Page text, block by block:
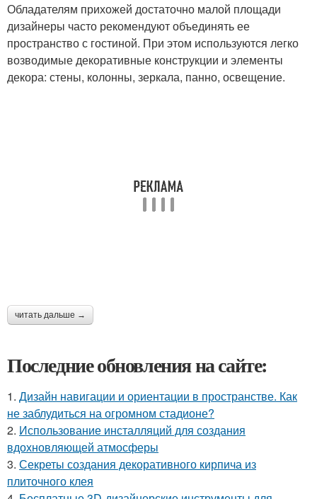
Обладателям прихожей достаточно малой площади
дизайнеры часто рекомендуют объединять ее
пространство с гостиной. При этом используются легко
возводимые декоративные конструкции и элементы
декора: стены, колонны, зеркала, панно, освещение.
читать дальше →
Последние обновления на сайте:
1. Дизайн навигации и ориентации в пространстве. Как
не заблудиться на огромном стадионе?
2. Использование инсталляций для создания
вдохновляющей атмосферы
3. Секреты создания декоративного кирпича из
плиточного клея